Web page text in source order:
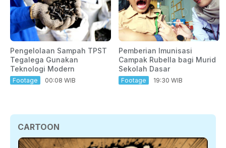
Pengelolaan Sampah TPST
Tegalega Gunakan
Teknologi Modern
Footage 00:08 WIB
Pemberian Imunisasi
Campak Rubella bagi Murid
Sekolah Dasar
Footage 19:30 WIB
CARTOON